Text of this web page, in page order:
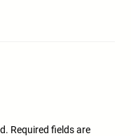
Required fields are